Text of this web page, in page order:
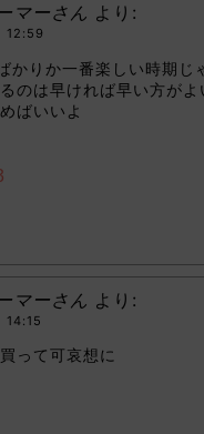
マーさん より:
12:59
かりか一番楽しい時期じ
のは早ければ早い方が
ばいいよ
マーさん より:
14:15
って可哀想に